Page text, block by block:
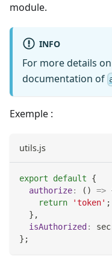
module.
INFO
For more details
documentation of
Exemple :
utils.js
export default
{
authorize: ( ) =>
return
'token' ;
} ,
isAuthorized :
} ;